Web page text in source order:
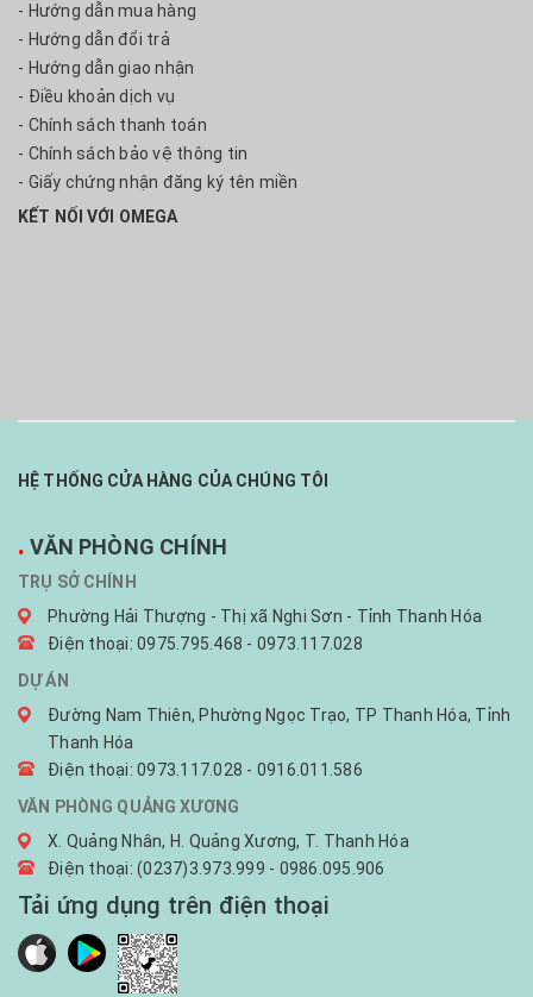
- Hướng dẫn mua hàng
- Hướng dẫn đổi trả
- Hướng dẫn giao nhận
- Điều khoản dịch vụ
- Chính sách thanh toán
- Chính sách bảo vệ thông tin
- Giấy chứng nhận đăng ký tên miền
KẾT NỐI VỚI OMEGA
HỆ THỐNG CỬA HÀNG CỦA CHÚNG TÔI
. VĂN PHÒNG CHÍNH
TRỤ SỞ CHÍNH
Phường Hải Thượng - Thị xã Nghi Sơn - Tỉnh Thanh Hóa
Điện thoại: 0975.795.468 - 0973.117.028
DỰ ÁN
Đường Nam Thiên, Phường Ngọc Trạo, TP Thanh Hóa, Tỉnh
Thanh Hóa
Điện thoại: 0973.117.028 - 0916.011.586
VĂN PHÒNG QUẢNG XƯƠNG
X. Quảng Nhân, H. Quảng Xương, T. Thanh Hóa
Điện thoại: (0237)3.973.999 - 0986.095.906
Tải ứng dụng trên điện thoại